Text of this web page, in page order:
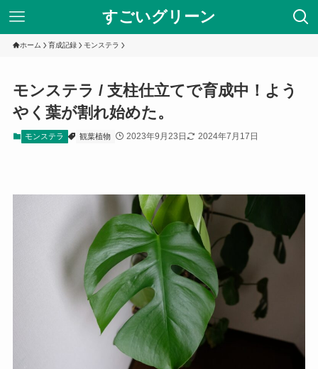
すごいグリーン
ホーム 育成記録 モンステラ
モンステラ / 支柱仕立てで育成中！よう
やく葉が割れ始めた。
モンステラ 観葉植物 2023年9月23日 2024年7月17日